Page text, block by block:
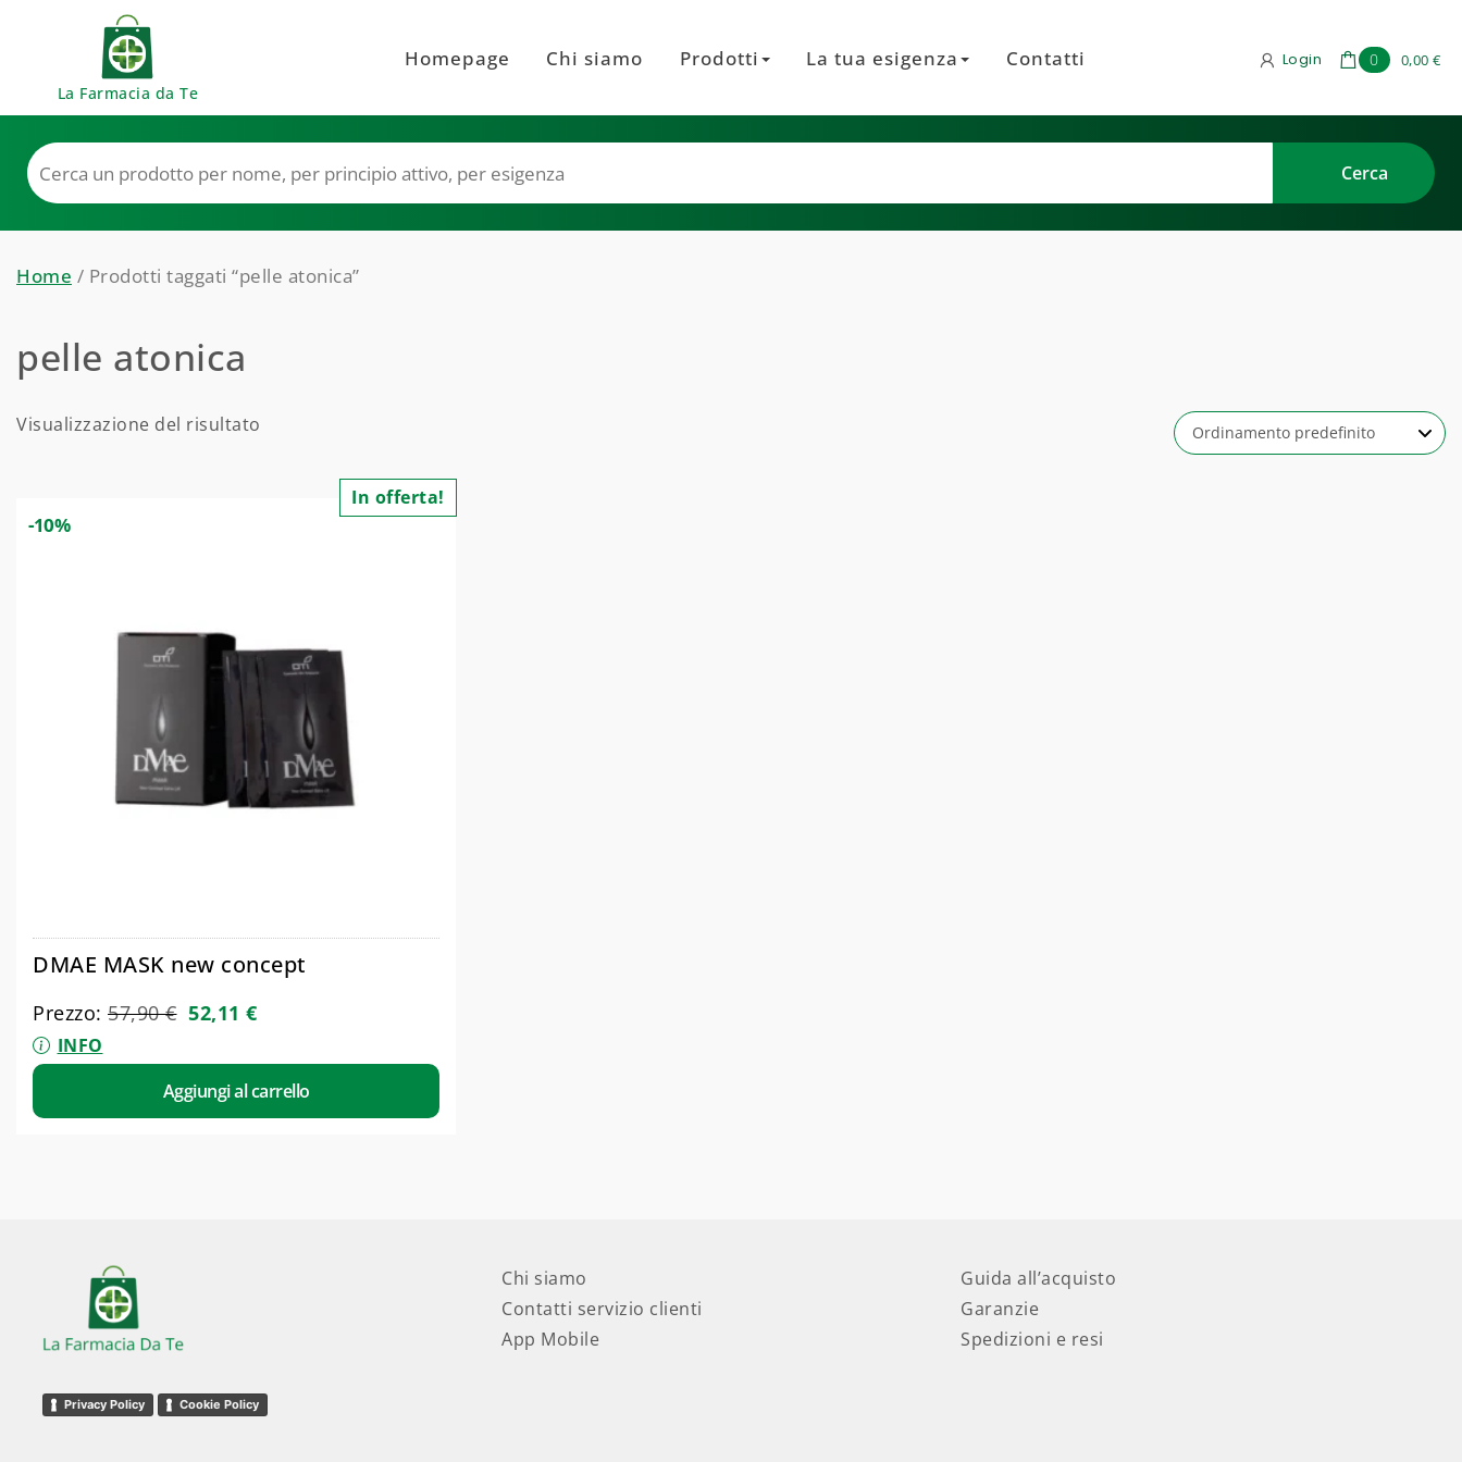
La Farmacia da Te
Homepage Chi siamo Prodotti La tua esigenza Contatti Login 0 0,00 €
Home / Prodotti taggati “pelle atonica”
pelle atonica
Visualizzazione del risultato
DMAE MASK new concept
Prezzo: 57,90€ 52,11 €
INFO
Aggiungi al carrello
In offerta!
-10%
Chi siamo
Contatti servizio clienti
App Mobile
Guida all’acquisto
Garanzie
Spedizioni e resi
Privacy Policy Cookie Policy